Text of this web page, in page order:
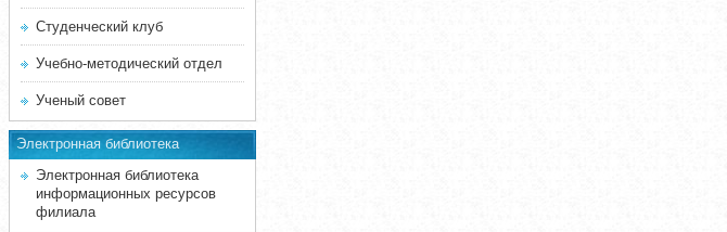
Студенческий клуб
Учебно-методический отдел
Ученый совет
Электронная библиотека
Электронная библиотека
информационных ресурсов
филиала